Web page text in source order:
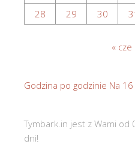
28
29 30
« cze
Godzina po godzinie Na
Tymbark.in jest z Wami od
dni!